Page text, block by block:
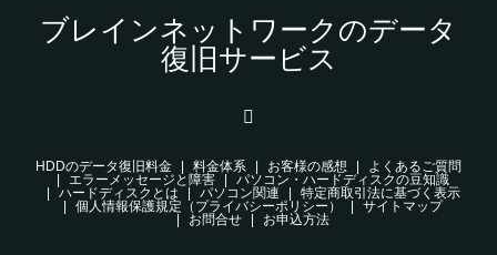
ブレインネットワークのデータ
復旧サービス
HDDのデータ復旧料金 料金体系 お客様の感想
よくあるご質問
エラーメッセージと障害
パソコン・ハードディスクの豆知識
ハードディスクとは
パソコン関連
特定商取引法に基づく表示
個人情報保護規定（プライバシーポリシー）
サイトマップ
お問合せ
お申込方法